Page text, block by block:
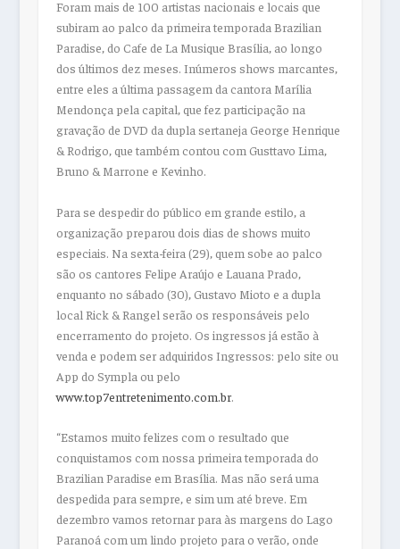
Foram mais de 100 artistas nacionais e locais que
subiram ao palco da primeira temporada Brazilian
Paradise, do Cafe de La Musique Brasília, ao longo
dos últimos dez meses. Inúmeros shows marcantes,
entre eles a última passagem da cantora Marília
Mendonça pela capital, que fez participação na
gravação de DVD da dupla sertaneja George Henrique
& Rodrigo, que também contou com Gusttavo Lima,
Bruno & Marrone e Kevinho.
Para se despedir do público em grande estilo, a
organização preparou dois dias de shows muito
especiais. Na sexta-feira (29), quem sobe ao palco
são os cantores Felipe Araújo e Lauana Prado,
enquanto no sábado (30), Gustavo Mioto e a dupla
local Rick & Rangel serão os responsáveis pelo
encerramento do projeto. Os ingressos já estão à
venda e podem ser adquiridos Ingressos: pelo site ou
App do Sympla ou pelo
www.top7entretenimento.com.br.
“Estamos muito felizes com o resultado que
conquistamos com nossa primeira temporada do
Brazilian Paradise em Brasília. Mas não será uma
despedida para sempre, e sim um até breve. Em
dezembro vamos retornar para às margens do Lago
Paranoá com um lindo projeto para o verão, onde